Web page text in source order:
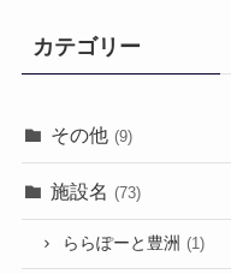
カテゴリー
その他 (9)
施設名 (73)
ららぽーと豊洲 (1)